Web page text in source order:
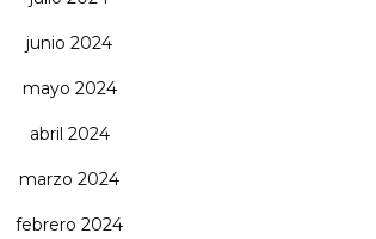
junio 2024
mayo 2024
abril 2024
marzo 2024
febrero 2024